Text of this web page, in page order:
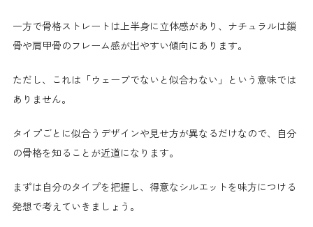
一方で骨格ストレートは上半身に立体感があり、ナチュラルは鎖
骨や肩甲骨のフレーム感が出やすい傾向にあります。
ただし、これは「ウェーブでないと似合わない」という意味では
ありません。
タイプごとに似合うデザインや見せ方が異なるだけなので、自分
の骨格を知ることが近道になります。
まずは自分のタイプを把握し、得意なシルエットを味方につける
発想で考えていきましょう。